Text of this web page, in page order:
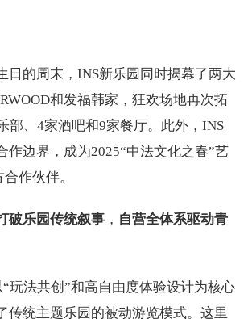
日的周末，INS新乐园同时揭幕了两大
和发福韩家，狂欢场地再次拓
部、4家酒吧和9家餐厅。此外，INS
作边界，成为2025“中法文化之春”艺
作伙伴。
破乐园传统叙事 ， 自营全体系驱动青
玩法共创”和高自由度体验设计为核心
传统主题乐园的被动游览模式。这里